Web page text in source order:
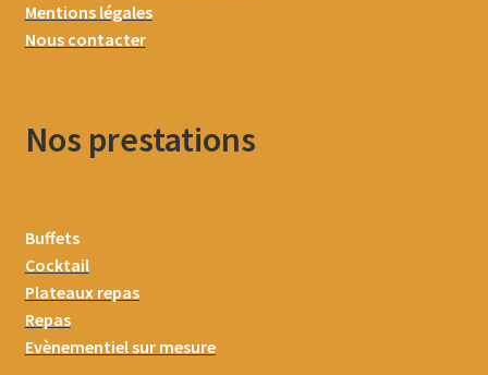
Mentions légales
Nous contacter
Nos prestations
Buffets
Cocktail
Plateaux repas
Repas
Evènementiel sur mesure